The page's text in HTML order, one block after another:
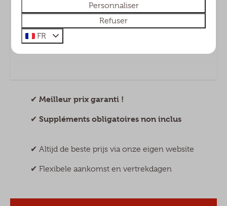
Large choix
Emplacements de camping, lodges, maisons de
✔︎ Meilleur prix garanti !
✔︎ Suppléments obligatoires non inclus
✔︎ Altijd de beste prijs via onze eigen website
✔︎ Flexibele aankomst en vertrekdagen
Personnaliser
Refuser
FR